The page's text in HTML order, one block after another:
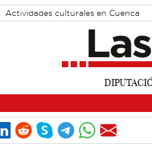
Actividades culturales en Cuenca